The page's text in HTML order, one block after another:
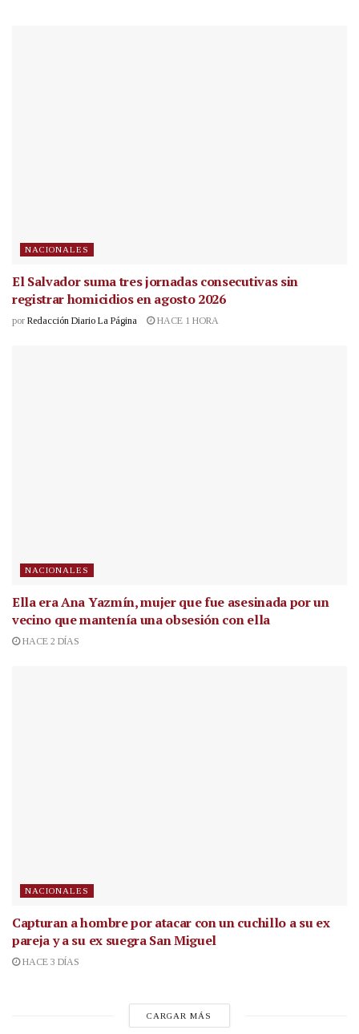
NACIONALES
El Salvador suma tres jornadas consecutivas sin
registrar homicidios en agosto 2026
por Redacción Diario La Página HACE 1 HORA
NACIONALES
Ella era Ana Yazmín, mujer que fue asesinada por un
vecino que mantenía una obsesión con ella
HACE 2 DÍAS
NACIONALES
Capturan a hombre por atacar con un cuchillo a su ex
pareja y a su ex suegra San Miguel
HACE 3 DÍAS
CARGAR MÁS